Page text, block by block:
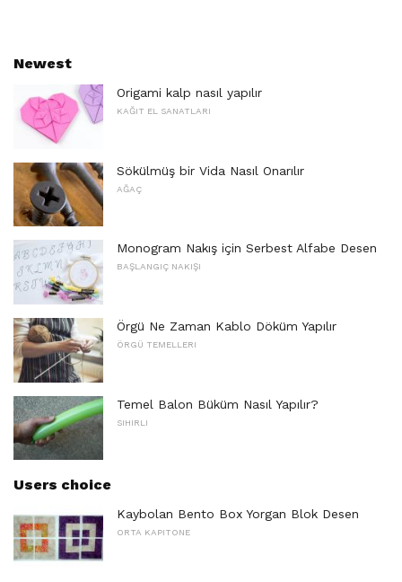
Newest
Origami kalp nasıl yapılır
KAĞIT EL SANATLARI
Sökülmüş bir Vida Nasıl Onarılır
AĞAÇ
Monogram Nakış için Serbest Alfabe Desen
BAŞLANGIÇ ​​NAKIŞI
Örgü Ne Zaman Kablo Döküm Yapılır
ÖRGÜ TEMELLERI
Temel Balon Büküm Nasıl Yapılır?
SIHIRLI
Users choice
Kaybolan Bento Box Yorgan Blok Desen
ORTA KAPITONE